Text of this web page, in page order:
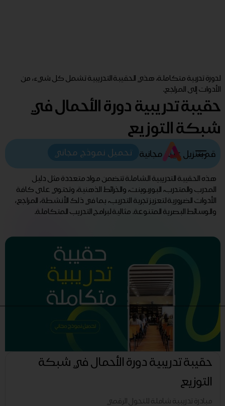
لدورة تدربية متكاملة، هذي الحقيبة التدريبية تشمل كل شيء، من
الأدوات إلى المراجع.
حقيبة تدريبية دورة الأحمال في
شبكة التوزيع
قم بتنزيل عينة مجانية تحميل نموذج مجاني
هذه الحقيبة التدريبية الشاملة تتضمن مواد متعددة مثل دليل
المدرب والمتدرب، البوربوينت، والخرائط الذهنية، وتحتوي على كافة
الأدوات الضرورية لتعزيز تجربة التدريب، بما في ذلك الأنشطة، المراجع،
والوسائط البصرية المتنوعة. مثالية لبرامج التدريب المتكاملة.
حقيبة تدريبية دورة الأحمال في شبكة
التوزيع
مبادرة تدريبية شاملة للتحول الرقمي